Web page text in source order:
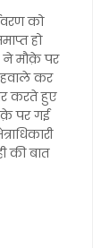
को
हो
ने मौक़े पर
कर
करते हुए
पर गई
की बात